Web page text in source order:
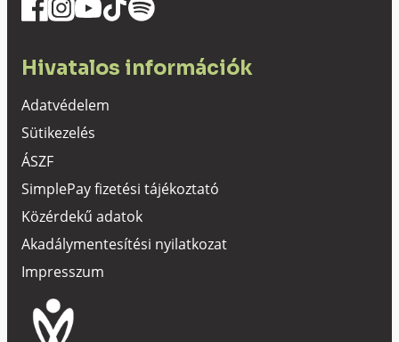
Hivatalos információk
Adatvédelem
Sütikezelés
ÁSZF
SimplePay fizetési tájékoztató
Közérdekű adatok
Akadálymentesítési nyilatkozat
Impresszum